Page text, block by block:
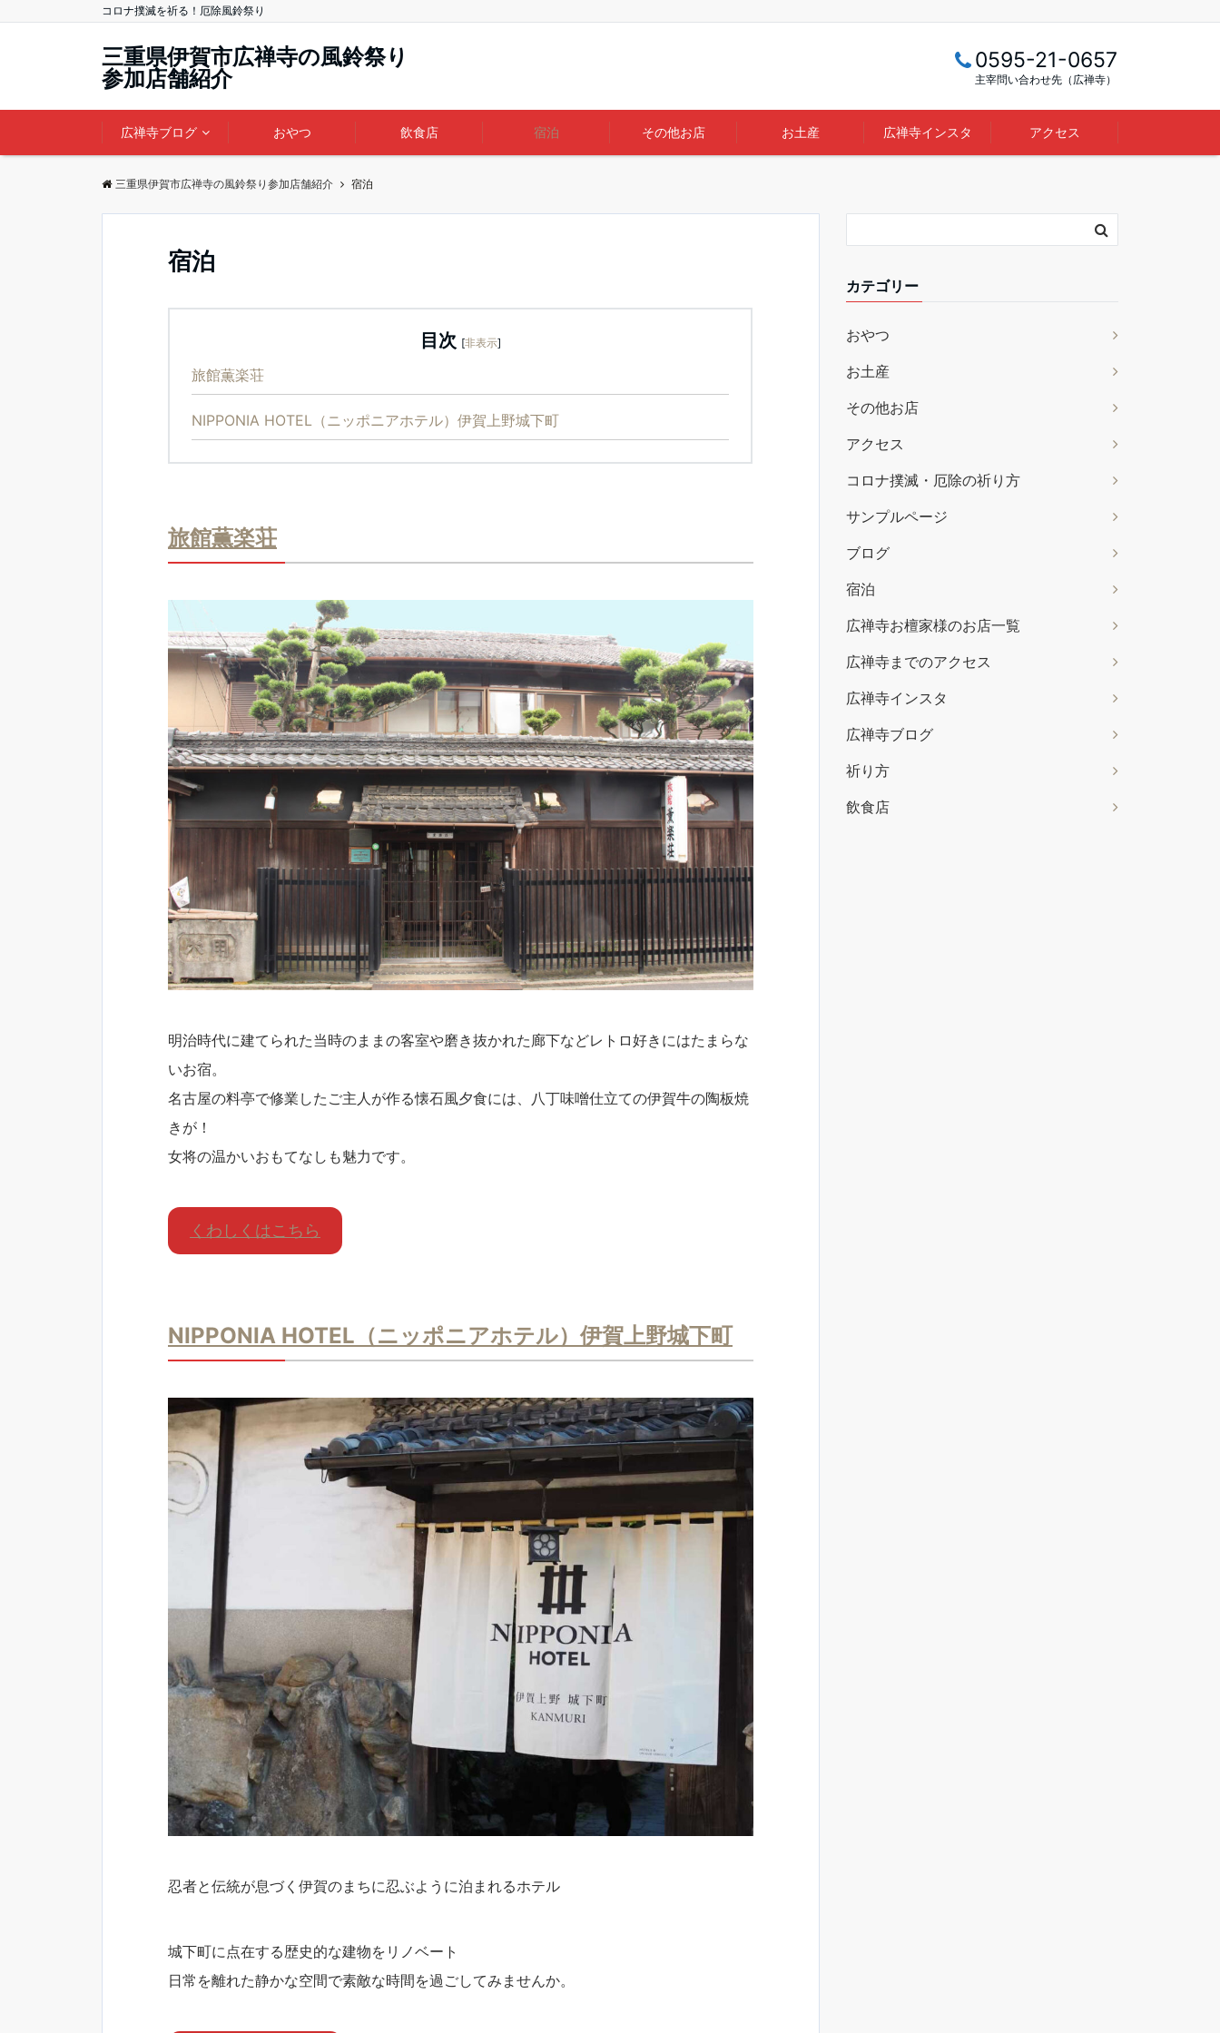
コロナ撲滅を祈る！厄除風鈴祭り
三重県伊賀市広禅寺の風鈴祭り
参加店舗紹介
0595-21-0657
主宰問い合わせ先（広禅寺）
広禅寺ブログ おやつ 飲食店 宿泊 その他お店 お土産 広禅寺インスタ アクセス
三重県伊賀市広禅寺の風鈴祭り参加店舗紹介 宿泊
宿泊
目次 [非表示]
旅館薫楽荘
NIPPONIA HOTEL（ニッポニアホテル）伊賀上野城下町
旅館薫楽荘
明治時代に建てられた当時のままの客室や磨き抜かれた廊下などレトロ好きにはたまらな
いお宿。
名古屋の料亭で修業したご主人が作る懐石風夕食には、八丁味噌仕立ての伊賀牛の陶板焼
きが！
女将の温かいおもてなしも魅力です。
くわしくはこちら
NIPPONIA HOTEL（ニッポニアホテル）伊賀上野城下町
忍者と伝統が息づく伊賀のまちに忍ぶように泊まれるホテル
城下町に点在する歴史的な建物をリノベート
日常を離れた静かな空間で素敵な時間を過ごしてみませんか。
カテゴリー
おやつ
お土産
その他お店
アクセス
コロナ撲滅・厄除の祈り方
サンプルページ
ブログ
宿泊
広禅寺お檀家様のお店一覧
広禅寺までのアクセス
広禅寺インスタ
広禅寺ブログ
祈り方
飲食店